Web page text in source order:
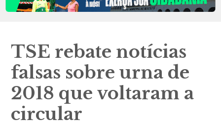
TSE rebate notícias
falsas sobre urna de
2018 que voltaram a
circular